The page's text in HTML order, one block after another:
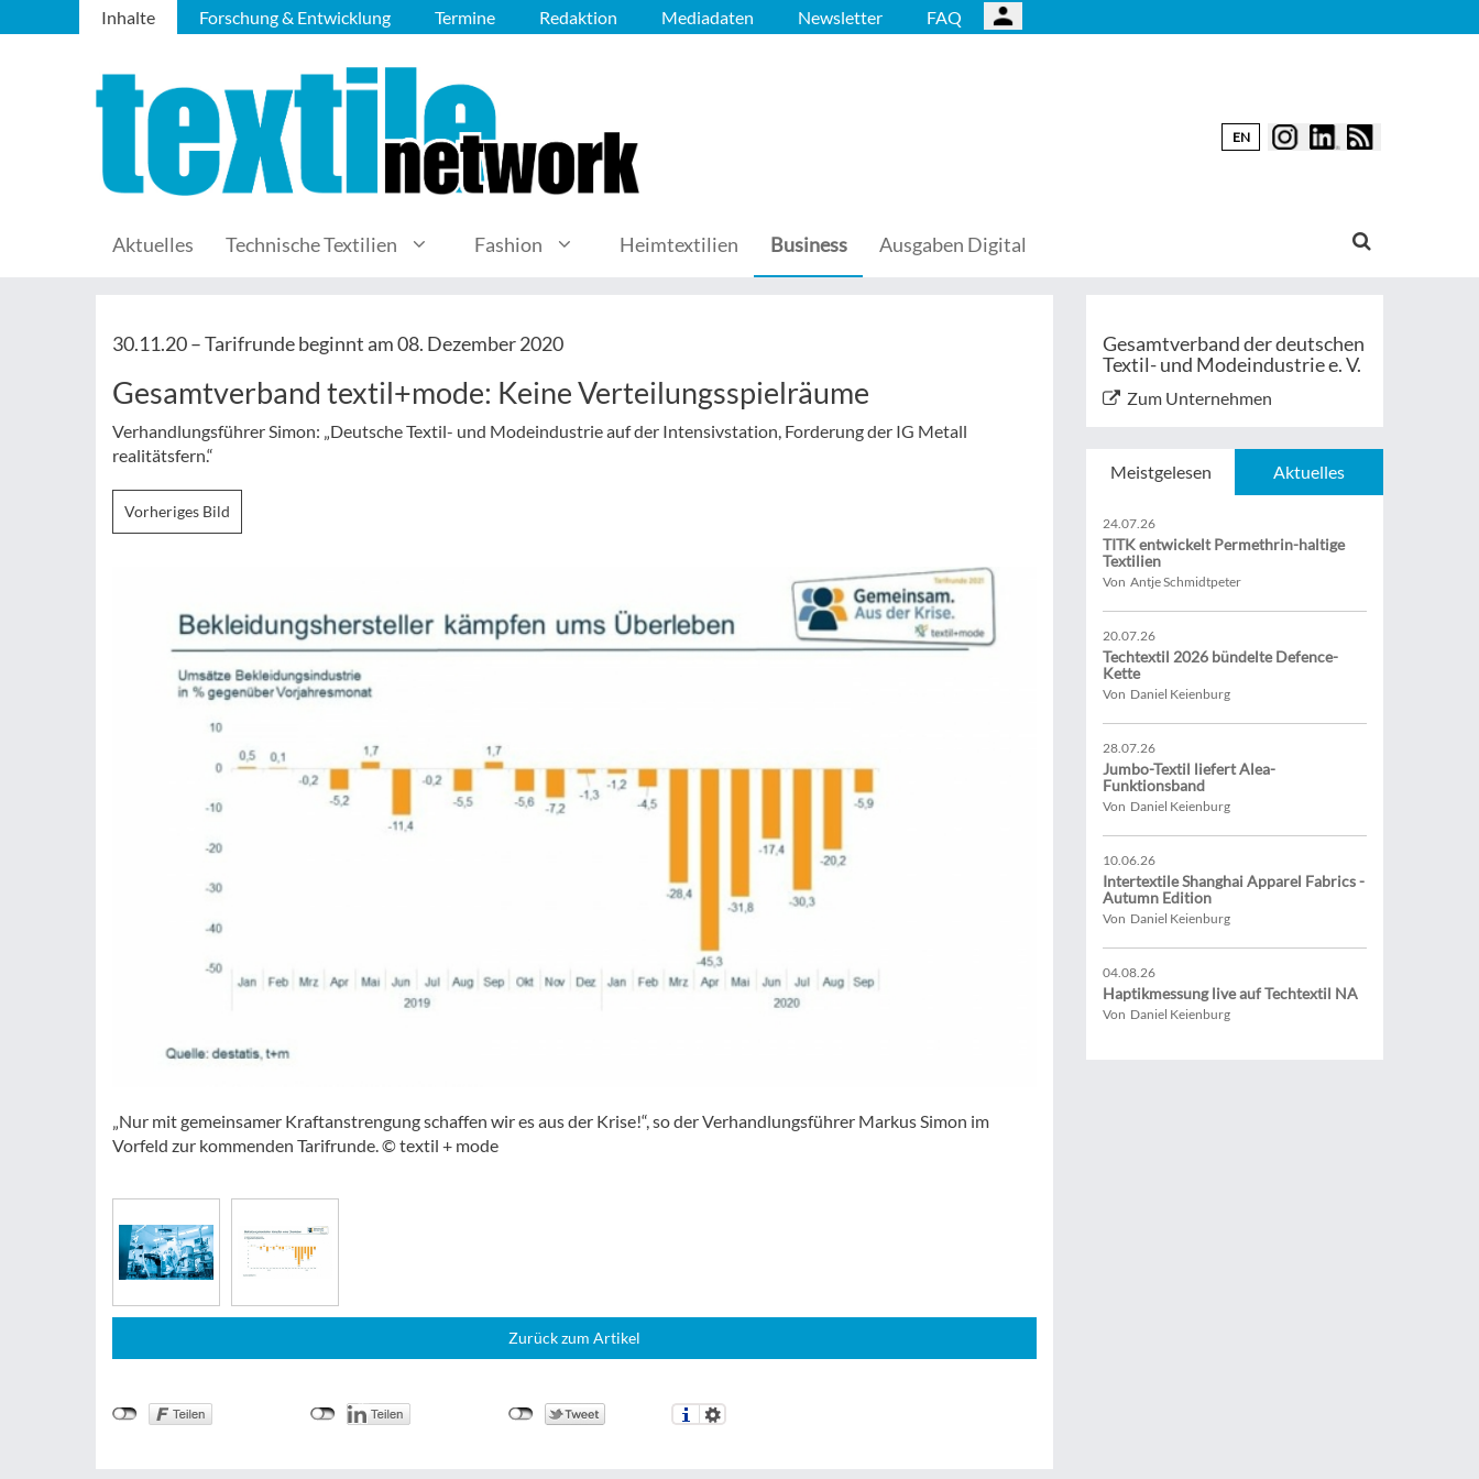
Inhalte Forschung & Entwicklung Termine Redaktion Mediadaten Newsletter FAQ
EN
Aktuelles Technische Textilien Fashion Heimtextilien Business Ausgaben Digital
30.11.20 –Tarifrunde beginnt am 08. Dezember 2020
Gesamtverband textil+mode: Keine Verteilungsspielräume
Verhandlungsführer Simon: „Deutsche Textil- und Modeindustrie auf der Intensivstation, Forderung der IG Metall
realitätsfern.“
Vorheriges Bild
„Nur mit gemeinsamer Kraftanstrengung schaffen wir es aus der Krise!“, so der Verhandlungsführer Markus Simon im
Vorfeld zur kommenden Tarifrunde. © textil + mode
Zurück zum Artikel
Gesamtverband der deutschen
Textil- und Modeindustrie e. V.
Zum Unternehmen
Meistgelesen Aktuelles
24.07.26
TITK entwickelt Permethrin-haltige
Textilien
Von Antje Schmidtpeter
20.07.26
Techtextil 2026 bündelte Defence-
Kette
Von Daniel Keienburg
28.07.26
Jumbo-Textil liefert Alea-
Funktionsband
Von Daniel Keienburg
10.06.26
Intertextile Shanghai Apparel Fabrics -
Autumn Edition
Von Daniel Keienburg
04.08.26
Haptikmessung live auf Techtextil NA
Von Daniel Keienburg